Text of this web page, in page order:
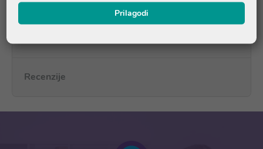
Recenzije
Prilagodi